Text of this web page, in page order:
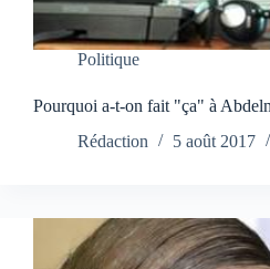
Politique
Pourquoi a-t-on fait "ça" à
Rédaction
5 août 2017